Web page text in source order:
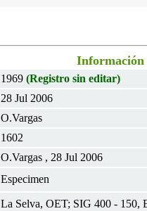
Información
1969 (Registro sin editar)
28 Jul 2006
O.Vargas
1602
O.Vargas , 28 Jul 2006
Especimen
La Selva, OET; SIG 400 - 150,